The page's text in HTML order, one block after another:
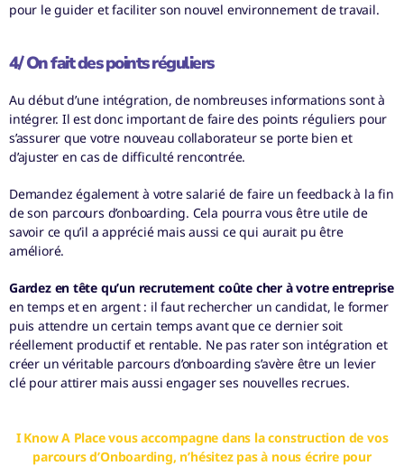
pour le guider et faciliter son nouvel environnement de travail.
4/ On fait des points réguliers
Au début d’une intégration, de nombreuses informations sont à
intégrer. Il est donc important de faire des points réguliers pour
s’assurer que votre nouveau collaborateur se porte bien et
d’ajuster en cas de difficulté rencontrée.
Demandez également à votre salarié de faire un feedback à la fin
de son parcours d’onboarding. Cela pourra vous être utile de
savoir ce qu’il a apprécié mais aussi ce qui aurait pu être
amélioré.
Gardez en tête qu’un recrutement coûte cher à votre entreprise
en temps et en argent : il faut rechercher un candidat, le former
puis attendre un certain temps avant que ce dernier soit
réellement productif et rentable. Ne pas rater son intégration et
créer un véritable parcours d’onboarding s’avère être un levier
clé pour attirer mais aussi engager ses nouvelles recrues.
I Know A Place vous accompagne dans la construction de vos
parcours d’Onboarding, n’hésitez pas à nous écrire pour